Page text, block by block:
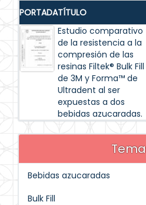
PORTADATÍTULO
Estudio comparativo
de la resistencia a la
compresión de las
resinas Filtek® Bulk Fill
de 3M y Forma™ de
Ultradent al ser
expuestas a dos
bebidas azucaradas.
Bebidas azucaradas
Bulk Fill